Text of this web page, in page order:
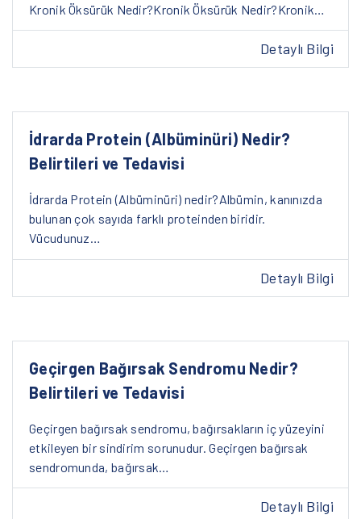
Kronik Öksürük Nedir?Kronik Öksürük Nedir?Kronik…
Detaylı Bilgi
İdrarda Protein (Albüminüri) Nedir?
Belirtileri ve Tedavisi
İdrarda Protein (Albüminüri) nedir?Albümin, kanınızda
bulunan çok sayıda farklı proteinden biridir.
Vücudunuz…
Detaylı Bilgi
Geçirgen Bağırsak Sendromu Nedir?
Belirtileri ve Tedavisi
Geçirgen bağırsak sendromu, bağırsakların iç yüzeyini
etkileyen bir sindirim sorunudur. Geçirgen bağırsak
sendromunda, bağırsak…
Detaylı Bilgi